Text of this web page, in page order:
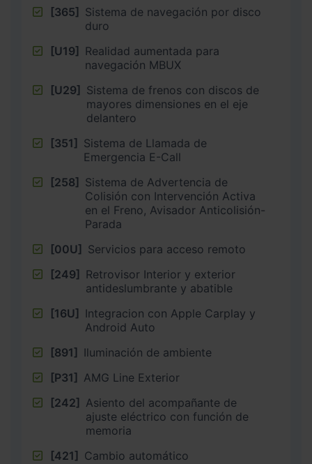
[365] Sistema de navegación por disco
duro
[U19] Realidad aumentada para
navegación MBUX
[U29] Sistema de frenos con discos de
mayores dimensiones en el eje
delantero
[351] Sistema de Llamada de
Emergencia E-Call
[258] Sistema de Advertencia de
Colisión con Intervención Activa
en el Freno, Avisador Anticolisión-
Parada
[00U] Servicios para acceso remoto
[249] Retrovisor Interior y exterior
antideslumbrante y abatible
[16U] Integracion con Apple Carplay y
Android Auto
[891] Iluminación de ambiente
[P31] AMG Line Exterior
[242] Asiento del acompañante de
ajuste eléctrico con función de
memoria
[421] Cambio automático